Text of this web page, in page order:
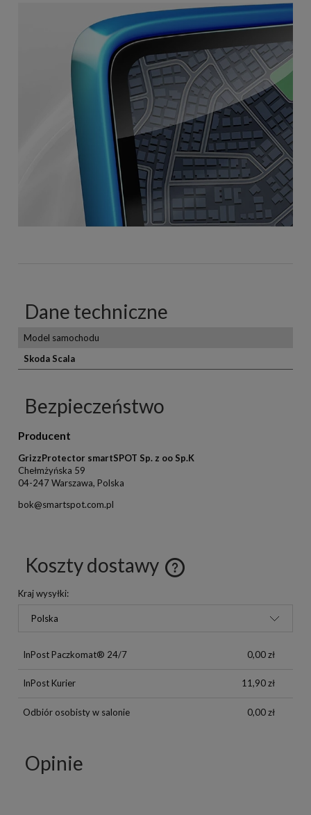
Dane techniczne
Model samochodu
Skoda Scala
Bezpieczeństwo
Producent
GrizzProtector smartSPOT Sp. z oo Sp.K
Chełmżyńska 59
04-247 Warszawa, Polska
bok@smartspot.com.pl
Koszty dostawy
Kraj wysyłki:
InPost Paczkomat® 24/7 0,00 zł
InPost Kurier 11,90 zł
Odbiór osobisty w salonie 0,00 zł
Opinie